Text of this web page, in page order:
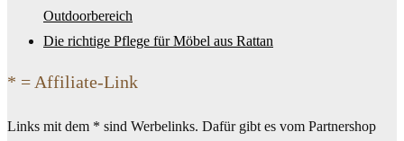
Outdoorbereich
Die richtige Pflege für Möbel aus Rattan
* = Affiliate-Link
Links mit dem * sind Werbelinks. Dafür gibt es vom Partnershop